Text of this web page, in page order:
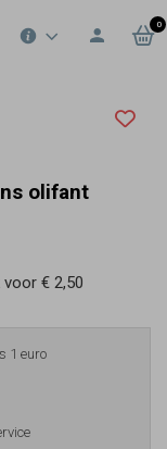
0
olifant
voor € 2,50
1 euro